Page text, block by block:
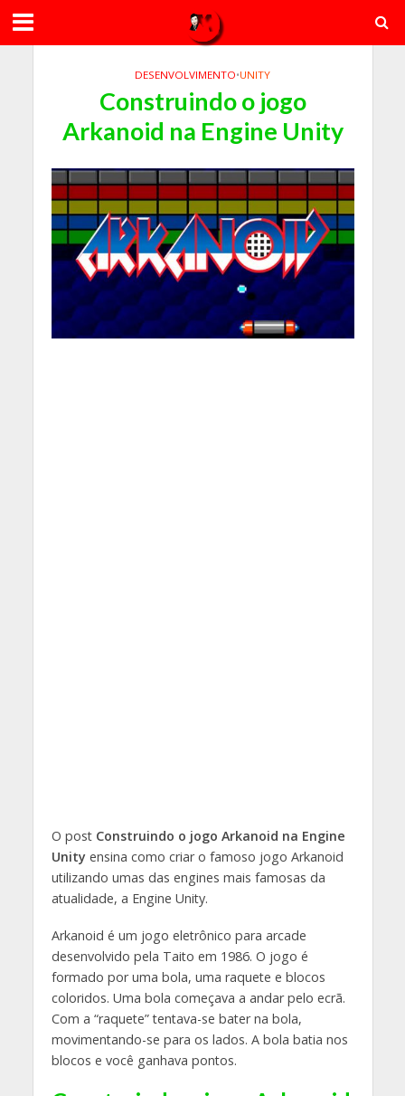
DESENVOLVIMENTO•UNITY
Construindo o jogo
Arkanoid na Engine Unity
O post Construindo o jogo Arkanoid na Engine
Unityensina como criar o famoso jogo Arkanoid
utilizando umas das engines mais famosas da
atualidade, a Engine Unity.
Arkanoid é um jogo eletrônico para arcade
desenvolvido pela Taito em 1986. O jogo é
formado por uma bola, uma raquete e blocos
coloridos. Uma bola começava a andar pelo ecrã.
Com a “raquete” tentava-se bater na bola,
movimentando-se para os lados. A bola batia nos
blocos e você ganhava pontos.